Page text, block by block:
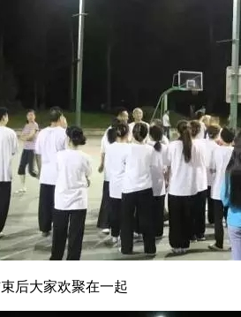
后大家欢聚在一起